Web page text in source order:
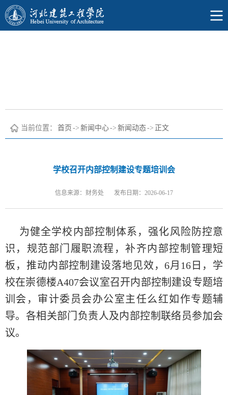
当前位置： 首页 -> 新闻中心-> 新闻动态-> 正文
学校召开内部控制建设专题培训会
信息来源：财务处 发布日期：2026-06-17
为健全学校内部控制体系，强化风险防控意
识，规范部门履职流程，补齐内部控制管理短
板，推动内部控制建设落地见效，6月16日，学
校在崇德楼A407会议室召开内部控制建设专题培
训会，审计委员会办公室主任么红如作专题辅
导。各相关部门负责人及内部控制联络员参加会
议。